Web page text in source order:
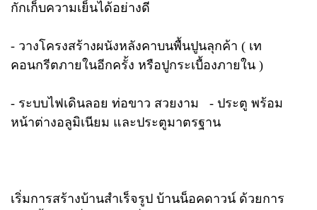
กักเก็บความเย็นได้อย่างดี
- วางโครงสร้างผนังหลังคาบนพื้นปูนลุกค้า ( เท
คอนกรีตภายในอีกครั้ง หรือปูกระเบื้องภายใน )
- ระบบไฟเดินลอย ท่อขาว สวยงาม - ประตู พร้อม
หน้าต่างอลูมิเนียม และประตูมาตรฐาน
เริ่มการสร้างบ้านสำเร็จรูป บ้านน็อคดาวน์ ด้วยการ